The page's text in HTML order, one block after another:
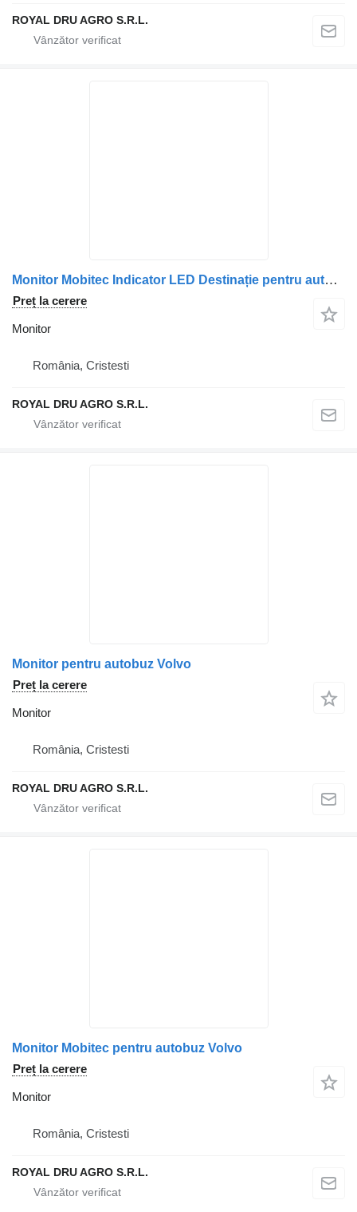
ROYAL DRU AGRO S.R.L.
Monitor Mobitec Indicator LED Destinație pentru autobuz Volvo
Preț la cerere
Monitor
România, Cristesti
ROYAL DRU AGRO S.R.L.
Monitor pentru autobuz Volvo
Preț la cerere
Monitor
România, Cristesti
ROYAL DRU AGRO S.R.L.
Monitor Mobitec pentru autobuz Volvo
Preț la cerere
Monitor
România, Cristesti
ROYAL DRU AGRO S.R.L.